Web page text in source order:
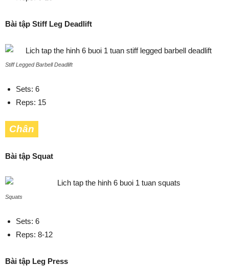
Bài tập Stiff Leg Deadlift
Stiff Legged Barbell Deadlift
Sets: 6
Reps: 15
Chân
Bài tập Squat
Squats
Sets: 6
Reps: 8-12
Bài tập Leg Press